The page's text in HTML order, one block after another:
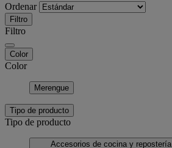
Ordenar
Filtro
Filtro
Color
Color
Merengue
Tipo de producto
Tipo de producto
Accesorios de cocina y repostería